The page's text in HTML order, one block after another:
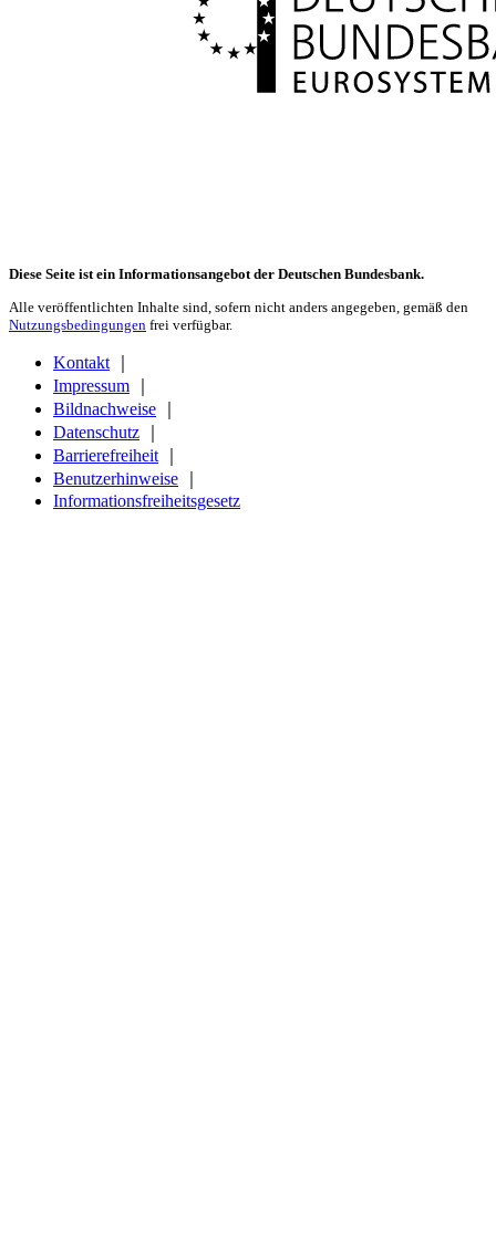
Diese Seite ist ein Informationsangebot der Deutschen Bundesbank.
Alle veröffentlichten Inhalte sind, sofern nicht anders angegeben, gemäß den
Nutzungsbedingungen frei verfügbar.
Kontakt
Impressum
Bildnachweise
Datenschutz
Barrierefreiheit
Benutzerhinweise
Informationsfreiheitsgesetz